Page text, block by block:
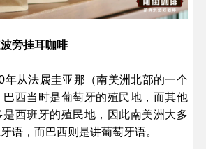
旁挂耳咖啡
年从法属圭亚那（南美洲北部的一个
巴西当时是葡萄牙的殖民地，而其他
西班牙的殖民地，因此南美洲大多
语，而巴西则是讲葡萄牙语。